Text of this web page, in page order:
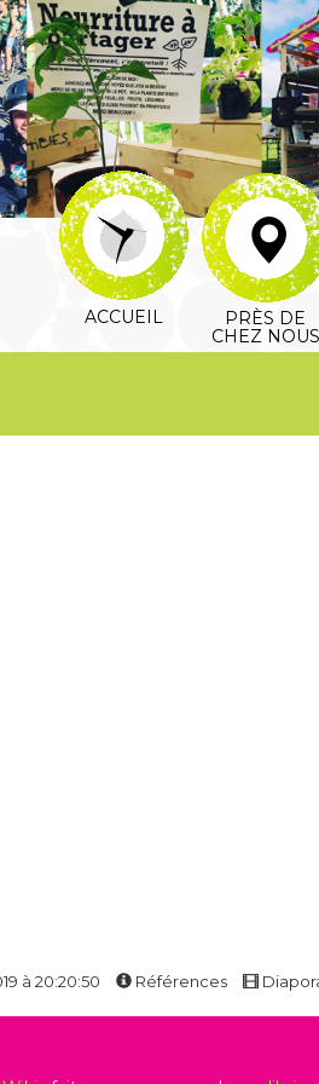
ACCUEIL
PRÈS DE
CHEZ NOUS
à 20:20:50 Références